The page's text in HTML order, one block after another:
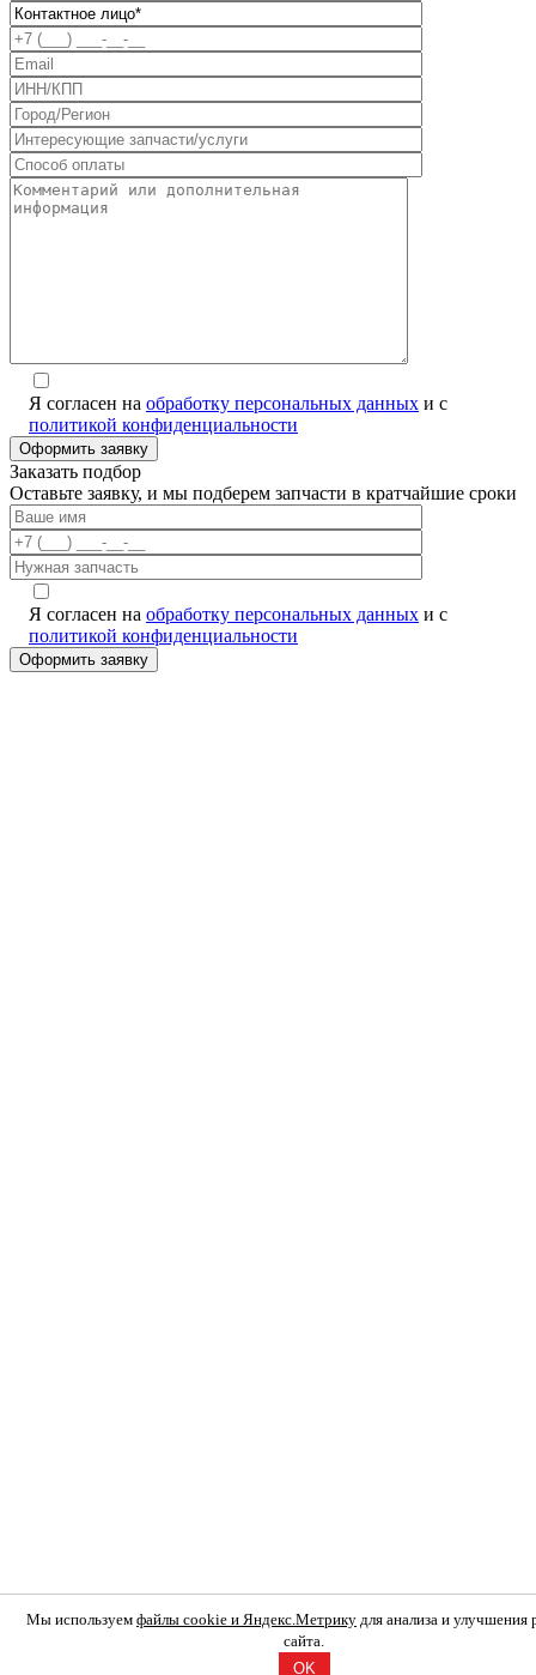
Я согласен на обработку персональных данных и с
политикой конфиденциальности
Заказать подбор
Оставьте заявку, и мы подберем запчасти в кратчайшие сроки
Я согласен на обработку персональных данных и с
политикой конфиденциальности
Мы используем файлы cookie и Яндекс.Метрику для анализа и улучшения
сайта.
OK